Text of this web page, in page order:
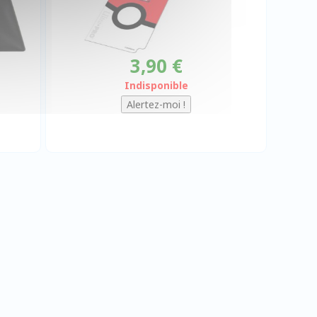
3,90 €
Indisponible